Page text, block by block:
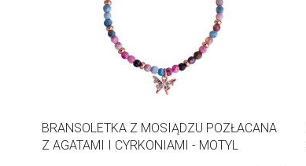
BRANSOLETKA Z MOSIĄDZU POZŁACANA
Z AGATAMI I CYRKONIAMI - MOTYL